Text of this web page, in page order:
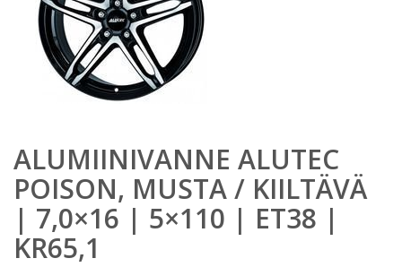
ALUMIINIVANNE ALUTEC
POISON, MUSTA / KIILTÄVÄ
| 7,0×16 | 5×110 | ET38 |
KR65,1